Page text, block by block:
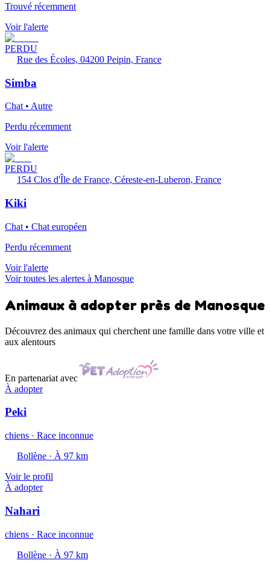
Trouvé récemment
Voir l'alerte
PERDU
Rue des Écoles, 04200 Peipin, France
Simba
Chat • Autre
Perdu récemment
Voir l'alerte
PERDU
154 Clos d'Île de France, Céreste-en-Luberon, France
Kiki
Chat • Chat européen
Perdu récemment
Voir l'alerte
Voir toutes les alertes à Manosque
Animaux à adopter près de Manosque
Découvrez des animaux qui cherchent une famille dans votre ville et
aux alentours
En partenariat avec
À adopter
Peki
chiens · Race inconnue
Bollène · À 97 km
Voir le profil
À adopter
Nahari
chiens · Race inconnue
Bollène · À 97 km